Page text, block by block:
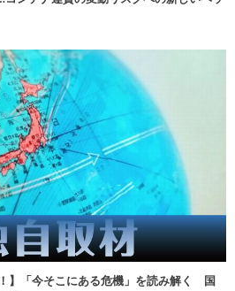
】「今そこにある危機」を読み解く 国